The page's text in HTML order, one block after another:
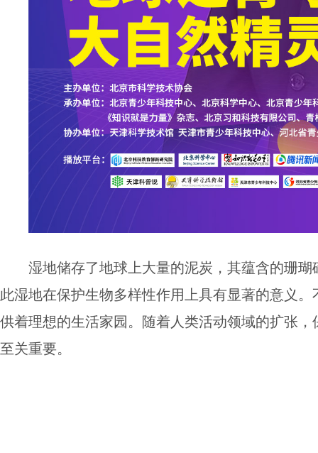
湿地储存了地球上大量的泥炭，其蕴含的珊
此湿地在保护生物多样性作用上具有显著的意义
供着理想的生活家园。随着人类活动领域的扩张
至关重要。